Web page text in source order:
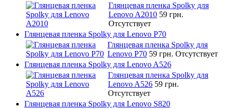
Глянцевая пленка Spolky для
Lenovo A2010 59 грн.
Отсутствует
Глянцевая пленка Spolky для Lenovo P70
Глянцевая пленка Spolky для
Lenovo P70 59 грн. Отсутствует
Глянцевая пленка Spolky для Lenovo A526
Глянцевая пленка Spolky для
Lenovo A526 59 грн.
Отсутствует
Глянцевая пленка Spolky для Lenovo S820